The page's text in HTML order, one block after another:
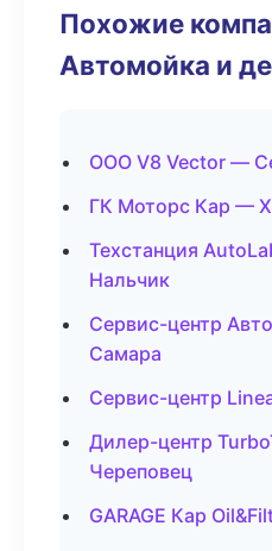
Похожие
Автомойка и
ООО V8 Vector —
ГК Моторс Кар —
Техстанция
Нальчик
Сервис-центр
Самара
Сервис-центр
Дилер-центр
Череповец
GARAGE Кар